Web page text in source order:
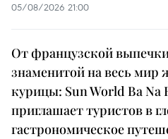
05/08/2026 21:00
От французской
знаменитой на весь мир
курицы: Sun World Ba Na
приглашает туристов в
гастрономическое